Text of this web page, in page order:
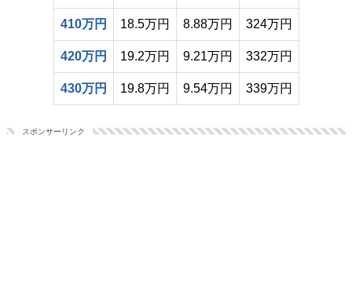
410万円 18.5万円 8.88万円 324万円
420万円 19.2万円 9.21万円 332万円
430万円 19.8万円 9.54万円 339万円
スポンサーリンク